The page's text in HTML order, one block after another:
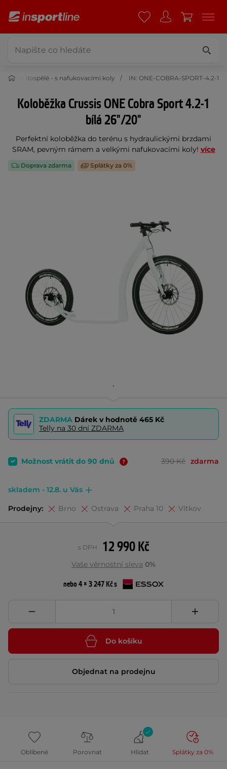
pro dospělé - s nafukovacími koly IN: ONE-COBRA-SPORT-4.2-1
Koloběžka Crussis ONE Cobra Sport 4.2-1
bílá 26"/20"
Perfektní koloběžka do terénu s hydraulickými brzdami
SRAM, pevným rámem a velkými nafukovacími koly! více
Doprava zdarma Splátky za 0%
ZDARMA Dárek v hodnotě 465 Kč
Telly na 30 dní ZDARMA
Možnost vrátit do 90 dnů 390 Kč zdarma
skladem - 12.8. u Vás
Prodejny: Brno Ostrava Praha 10 Vítkov
12 990 Kč
s DPH
Vaše věrnostní sleva 0%
nebo 4 × 3 247 Kč s
Do košíku
Objednat na prodejnu
Oblíbené Porovnat Hlídat Splátky za 0%